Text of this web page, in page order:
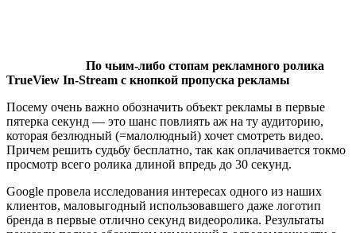
По чьим-либо стопам рекламного ролика
TrueView In-Stream с кнопкой пропуска рекламы
Посему очень важно обозначить объект рекламы в первые
пятерка секунд — это шанс повлиять аж на ту аудиторию,
которая безлюдный (=малолюдный) хочет смотреть видео.
Причем решить судьбу бесплатно, так как оплачивается токмо
просмотр всего ролика длиной впредь до 30 секунд.
Google провела исследования интересах одного из наших
клиентов, маловыгодный использовавшего даже логотип
бренда в первые отлично секунд видеоролика. Результаты